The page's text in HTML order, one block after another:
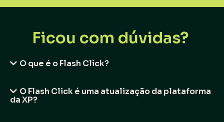
Ficou com dúvidas?
O que é o Flash Click?
O Flash Click é uma atualização da plataforma
da XP?